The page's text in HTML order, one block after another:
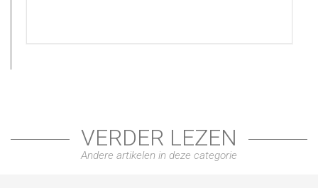
VERDER LEZEN
Andere artikelen in deze categorie